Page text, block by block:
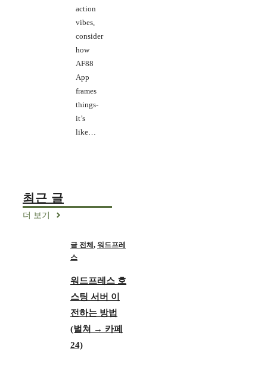
action
vibes,
consider
how
AF88
App
frames
things-
it’s
like…
최근 글
더 보기
글 전체 , 워드프레
스
워드프레스 호
스팅 서버 이
전하는 방법
(벌쳐 → 카페
24)